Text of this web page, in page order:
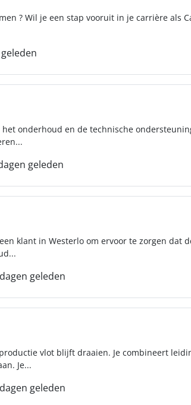
? Wil je een stap vooruit in je carrière als
onderhoud en de technische
geleden
klant in Westerlo om ervoor te zorgen dat
geleden
vlot blijft draaien. Je combineert
Je...
geleden